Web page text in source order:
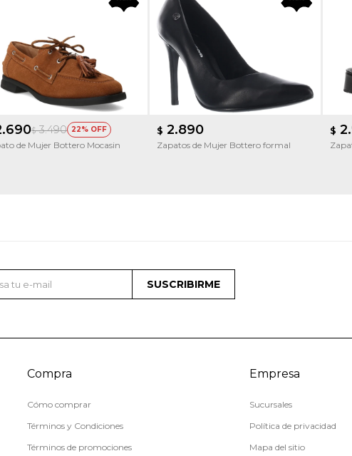
$ 3.490 22
de Mujer Bottero Mocasin
$ 2.890
Zapatos de Mujer Bottero formal
$
SUSCRIBIRME
Compra
Cómo comprar
Términos y Condiciones
Términos de promociones
Empresa
Sucursales
Política de privacidad
Mapa del sitio